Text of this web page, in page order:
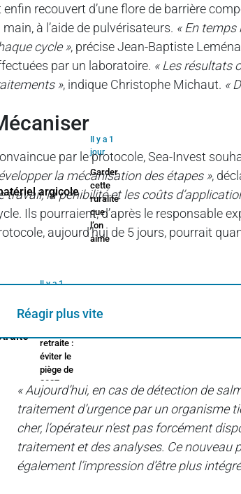
enfin recouvert d’une flore de barrière
main, à l’aide de pulvérisateurs. « En
cycle », précise Jean-Baptiste
par un laboratoire. « Les résultats
», indique Christophe Michaut. «
mécaniser
par le protocole, Sea-Invest
la mécanisation des étapes »,
travail, la pénibilité et les coûts
Ils pourraient, d’après le responsable
aujourd’hui de 5 jours, pourrait
Réagir plus vite
« Aujourd’hui, en cas de détection de
traitement d’urgence par un organisme
cher, l’opérateur n’est pas forcément
traitement et des analyses. Ce nouveau
également l’impression d’être plus
Il y a 1
jour
Garder
cette
ruralité
que
l’on
aime
Il y a 1
Cumul
retraite :
éviter le
piège de
2027
Il y a 1 jour
Technique
rime avec
économique